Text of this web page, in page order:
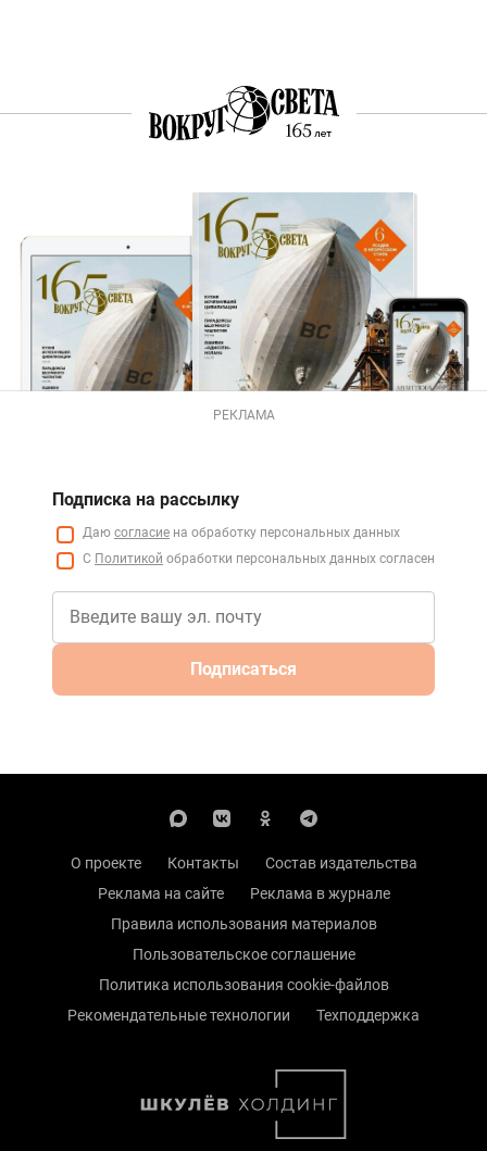
РЕКЛАМА
Подписка на рассылку
Даю согласие на обработку персональных данных
С Политикой обработки персональных данных согласен
Подписаться
О проекте Контакты
Состав издательства
Реклама на сайте
Реклама в журнале
Правила использования материалов
Пользовательское соглашение
Политика использования cookie-файлов
Рекомендательные технологии
Техподдержка